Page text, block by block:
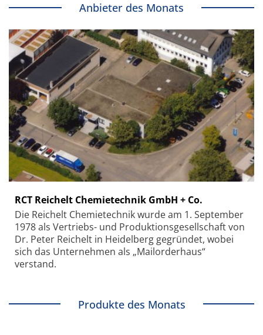
Anbieter des Monats
RCT Reichelt Chemietechnik GmbH + Co.
Die Reichelt Chemietechnik wurde am 1. September
1978 als Vertriebs- und Produktionsgesellschaft von
Dr. Peter Reichelt in Heidelberg gegründet, wobei
sich das Unternehmen als „Mailorderhaus“
verstand.
Produkte des Monats